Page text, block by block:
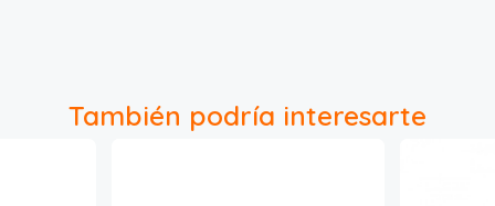
También podría interesarte